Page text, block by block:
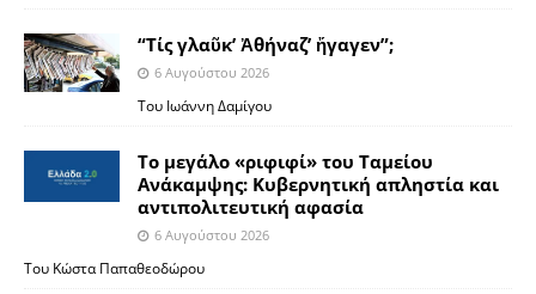
“Τίς γλαῦκ’ Ἀθήναζ’ ἤγαγεν”;
6 Αυγούστου 2026
Του Ιωάννη Δαμίγου
Το μεγάλο «ριφιφί» του Ταμείου
Ανάκαμψης: Κυβερνητική απληστία και
αντιπολιτευτική αφασία
6 Αυγούστου 2026
Του Κώστα Παπαθεοδώρου